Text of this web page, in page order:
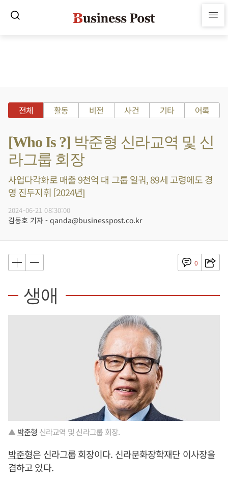
전체 활동 비전 사건 기타 어록
[Who Is ?] 박준형 신라교역 및 신
라그룹 회장
사업다각화로 매출 9천억 대 그룹 일궈, 89세 고령에도 경
영 진두지휘 [2024년]
2024-06-21 08:30:00
김동호 기자 - qanda@businesspost.co.kr
0
생애
▲ 박준형 신라교역 및 신라그룹 회장.
박준형은 신라그룹 회장이다. 신라문화장학재단 이사장을
겸하고 있다.